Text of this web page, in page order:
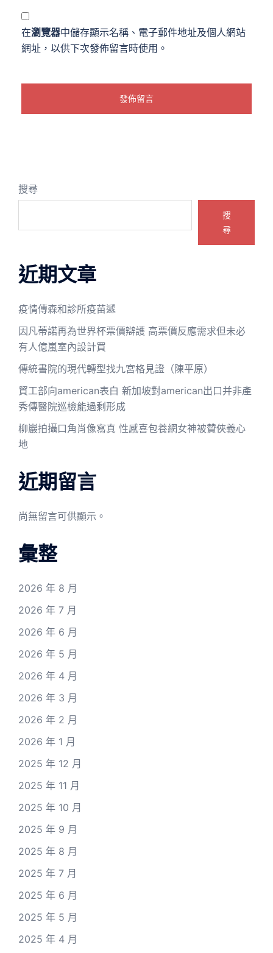
在瀏覽器中儲存顯示名稱、電子郵件地址及個人網站
網址，以供下次發佈留言時使用。
搜尋
搜
尋
近期文章
疫情傳森和診所疫苗遞
因凡蒂諾再為世界杯票價辯護 高票價反應需求但未必
有人億嵐室內設計買
傳統書院的現代轉型找九宮格見證（陳平原）
貿工部向american表白 新加坡對american出口并非產
秀傳醫院巡檢能過剩形成
柳巖拍攝口角肖像寫真 性感喜包養網女神被贊俠義心
地
近期留言
尚無留言可供顯示。
彙整
2026 年 8 月
2026 年 7 月
2026 年 6 月
2026 年 5 月
2026 年 4 月
2026 年 3 月
2026 年 2 月
2026 年 1 月
2025 年 12 月
2025 年 11 月
2025 年 10 月
2025 年 9 月
2025 年 8 月
2025 年 7 月
2025 年 6 月
2025 年 5 月
2025 年 4 月